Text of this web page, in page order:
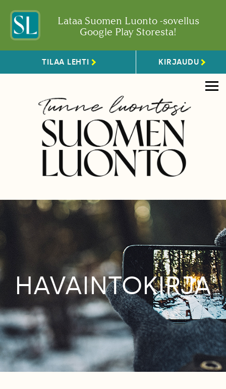
Lataa Suomen Luonto -sovellus
Google Play Storesta!
TILAA LEHTI KIRJAUDU
HAVAINTOKIRJA